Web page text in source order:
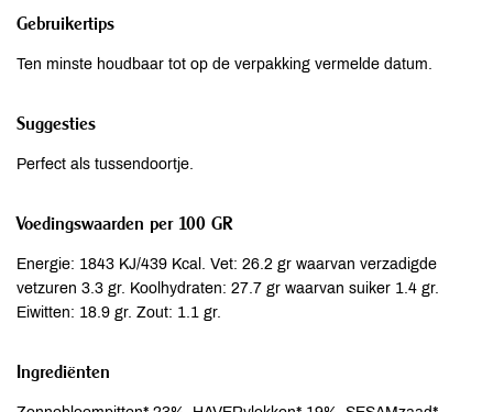
Gebruikertips
Ten minste houdbaar tot op de verpakking vermelde datum.
Suggesties
Perfect als tussendoortje.
Voedingswaarden per 100 GR
Energie: 1843 KJ/439 Kcal. Vet: 26.2 gr waarvan verzadigde
vetzuren 3.3 gr. Koolhydraten: 27.7 gr waarvan suiker 1.4 gr.
Eiwitten: 18.9 gr. Zout: 1.1 gr.
Ingrediënten